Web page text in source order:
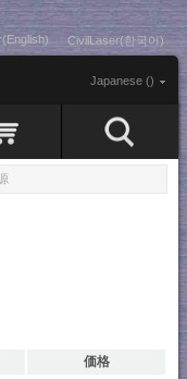
CivilLaser(한국어)
Japanese ()
価格